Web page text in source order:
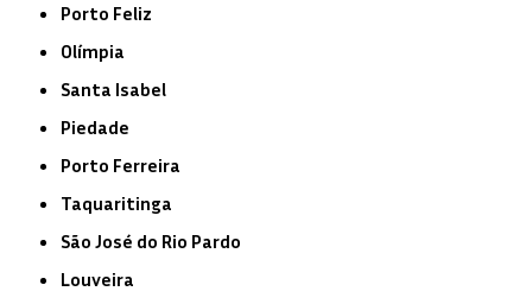
Porto Feliz
Olímpia
Santa Isabel
Piedade
Porto Ferreira
Taquaritinga
São José do Rio Pardo
Louveira